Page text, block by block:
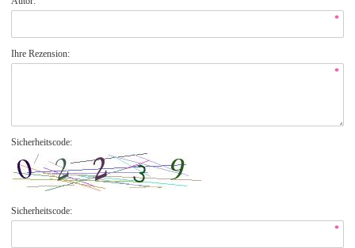
*
Ihre Rezension:
*
Sicherheitscode:
Sicherheitscode:
*